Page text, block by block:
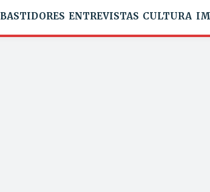
BASTIDORES ENTREVISTAS CULTURA